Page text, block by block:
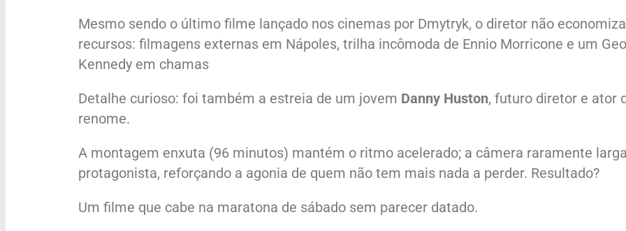
Mesmo sendo o último filme lançado nos cinemas por Dmytryk, o diretor não economiza
recursos: filmagens externas em Nápoles, trilha incômoda de Ennio Morricone e um
Kennedy em chamas
Detalhe curioso: foi também a estreia de um jovem Danny Huston, futuro diretor e ator
renome.
A montagem enxuta (96 minutos) mantém o ritmo acelerado; a câmera raramente
protagonista, reforçando a agonia de quem não tem mais nada a perder. Resultado?
Um filme que cabe na maratona de sábado sem parecer datado.